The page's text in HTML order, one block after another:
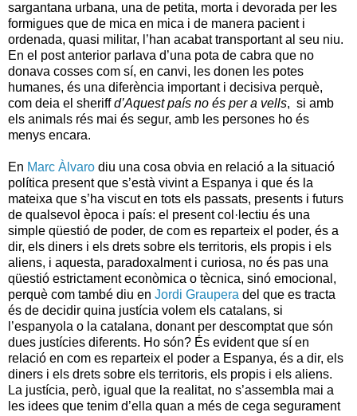
sargantana urbana, una de petita, morta i devorada per les
formigues que de mica en mica i de manera pacient i
ordenada, quasi militar, l’han acabat transportant al seu niu.
En el post anterior parlava d’una pota de cabra que no
donava cosses com sí, en canvi, les donen les potes
humanes, és una diferència important i decisiva perquè,
com deia el sheriffd’Aquest país no és per a vells, si amb
els animals rés mai és segur, amb les persones ho és
menys encara.
En Marc Àlvaro diu una cosa obvia en relació a la situació
política present que s’està vivint a Espanya i que és la
mateixa que s’ha viscut en tots els passats, presents i futurs
de qualsevol època i país: el present col·lectiu és una
simple qüestió de poder, de com es reparteix el poder, és a
dir, els diners i els drets sobre els territoris, els propis i els
aliens, i aquesta, paradoxalment i curiosa, no és pas una
qüestió estrictament econòmica o tècnica, sinó emocional,
perquè com també diu en Jordi Graupera del que es tracta
és de decidir quina justícia volem els catalans, si
l’espanyola o la catalana, donant per descomptat que són
dues justícies diferents. Ho són? És evident que sí en
relació en com es reparteix el poder a Espanya, és a dir, els
diners i els drets sobre els territoris, els propis i els aliens.
La justícia, però, igual que la realitat, no s’assembla mai a
les idees que tenim d’ella quan a més de cega segurament